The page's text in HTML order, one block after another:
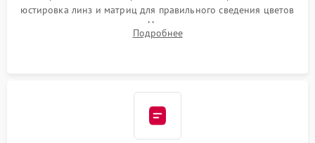
юстировка линз и матриц для правильного сведения цветов
и устранения размытия. Надежное подключение всех
шлейфов, установка датчиков и закрытие корпуса
Подробнее